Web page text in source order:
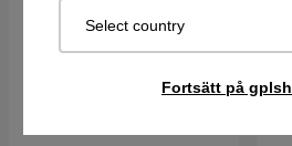
Select country
Fortsätt på